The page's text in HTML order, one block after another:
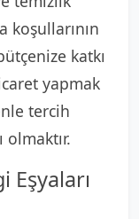
koşullarının
katkı
yapmak
tercih
Eşyaları